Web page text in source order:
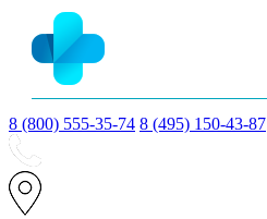
8 (800) 555-35-74 8 (495) 150-43-87